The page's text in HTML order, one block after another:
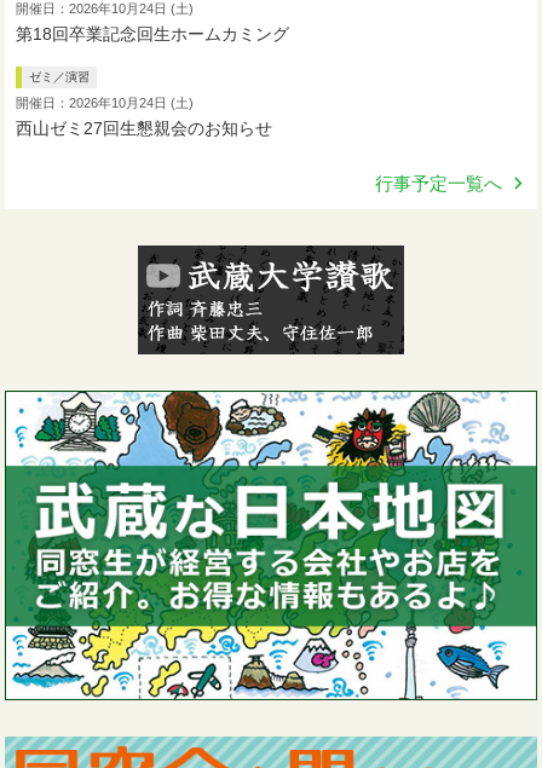
開催日：2026年10月24日 (土)
第18回卒業記念回生ホームカミング
ゼミ／演習
開催日：2026年10月24日 (土)
西山ゼミ27回生懇親会のお知らせ
行事予定一覧へ